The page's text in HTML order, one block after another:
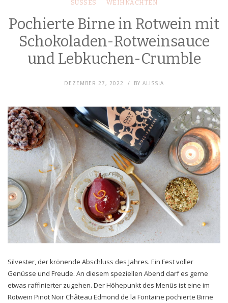
SÜSSES WEIHNACHTEN
Pochierte Birne in Rotwein mit
Schokoladen-Rotweinsauce
und Lebkuchen-Crumble
DEZEMBER 27, 2022 BY ALISSIA
Silvester, der krönende Abschluss des Jahres. Ein Fest voller
Genüsse und Freude. An diesem speziellen Abend darf es gerne
etwas raffinierter zugehen. Der Höhepunkt des Menüs ist eine im
Rotwein Pinot Noir Château Edmond de la Fontaine pochierte Birne